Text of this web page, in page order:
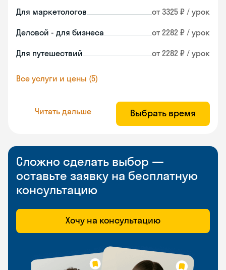
Для маркетологов от 3325 ₽ / урок
Деловой - для бизнеса от 2282 ₽ / урок
Для путешествий от 2282 ₽ / урок
Все услуги и цены (5)
Читать дальше Выбрать время
Сложно сделать выбор —
оставьте заявку на бесплатную
консультацию
Хочу на консультацию